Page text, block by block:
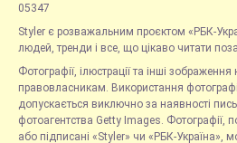
05347
Styler є розважальним проєктом «РБК-
людей, тренди і все, що цікаво читати
Фотографії, ілюстрації та інші зображення
правовласникам. Використання
допускається виключно за наявності
фотоагентства Getty Images. Фотографії,
або підписані «Styler» чи «РБК-Україна»,